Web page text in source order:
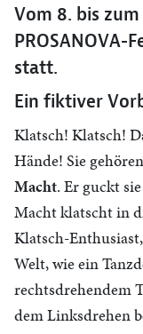
Vom 8. bis zum
PROSANOVA-
statt.
Ein fiktiver
Klatsch! Klatsch!
Hände! Sie
Macht. Er guckt
Macht klatscht in
Klatsch-
Welt, wie ein
rechtsdrehendem
dem Linksdrehen